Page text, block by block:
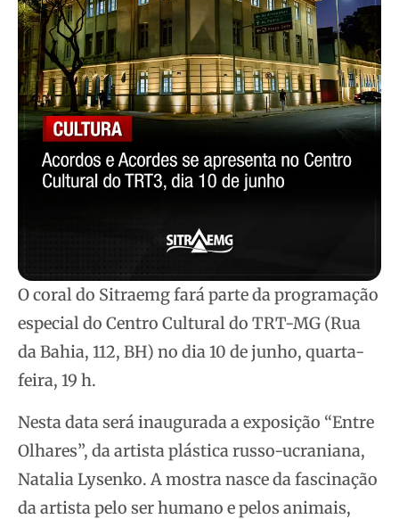
O coral do Sitraemg fará parte da programação
especial do Centro Cultural do TRT-MG (Rua
da Bahia, 112, BH) no dia 10 de junho, quarta-
feira, 19 h.
Nesta data será inaugurada a exposição “Entre
Olhares”, da artista plástica russo-ucraniana,
Natalia Lysenko. A mostra nasce da fascinação
da artista pelo ser humano e pelos animais,